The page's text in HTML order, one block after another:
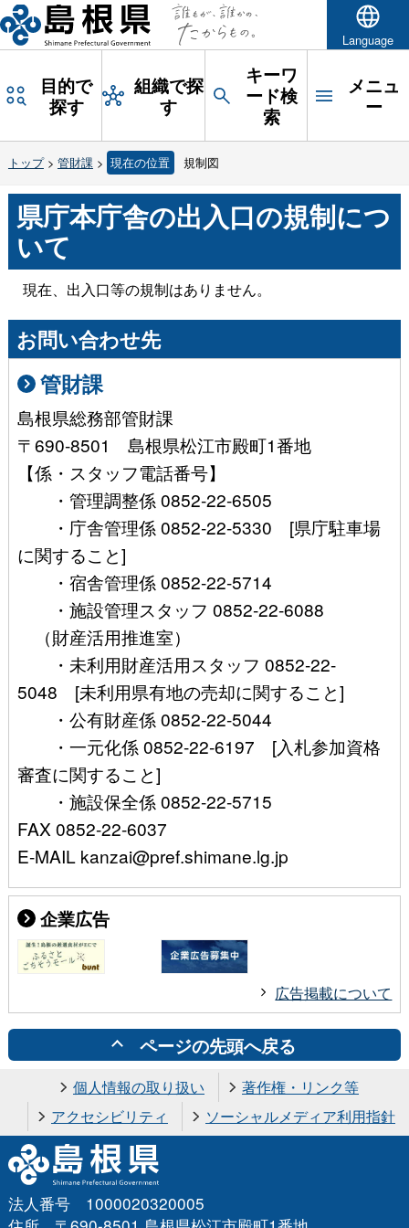
Language
目的で
探す
組織で探
す
キーワ
ード検
索
メニュ
ー
トップ> 管財課> 現在の位置 規制図
県庁本庁舎の出入口の規制につ
いて
現在、出入口等の規制はありません。
お問い合わせ先
管財課
島根県総務部管財課
〒690-8501 島根県松江市殿町1番地
【係・スタッフ電話番号】
・管理調整係 0852-22-6505
・庁舎管理係 0852-22-5330 [県庁駐車場
に関すること]
・宿舎管理係 0852-22-5714
・施設管理スタッフ 0852-22-6088
（財産活用推進室）
・未利用財産活用スタッフ 0852-22-
5048 [未利用県有地の売却に関すること]
・公有財産係 0852-22-5044
・一元化係 0852-22-6197 [入札参加資格
審査に関すること]
・施設保全係 0852-22-5715
FAX 0852-22-6037
E-MAIL kanzai@pref.shimane.lg.jp
企業広告
広告掲載について
ページの先頭へ戻る
個人情報の取り扱い
著作権・リンク等
アクセシビリティ
ソーシャルメディア利用指針
法人番号 1000020320005